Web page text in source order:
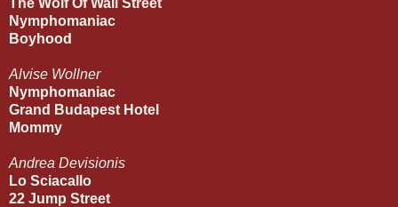
Nymphomaniac
Boyhood
Alvise Wollner
Nymphomaniac
Grand Budapest Hotel
Mommy
Andrea Devisionis
Lo Sciacallo
22 Jump Street